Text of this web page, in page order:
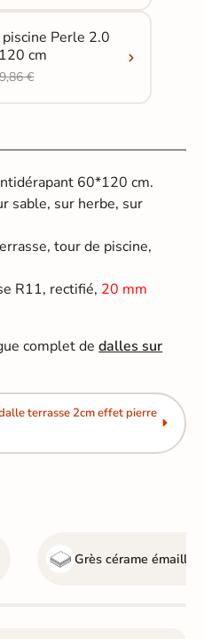
Perle 2.0
cm
€
60*120 cm.
sable, sur herbe, sur
tour de piscine,
R11, rectifié, 20 mm
complet dedalles sur
terrasse 2cm effet pierre
Grès cérame émaillé